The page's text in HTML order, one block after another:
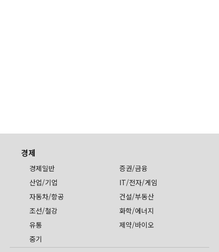
경제
경제일반
증권/금융
산업/기업
IT/전자/게임
자동차/항공
건설/부동산
조선/철강
화학/에너지
유통
제약/바이오
중기